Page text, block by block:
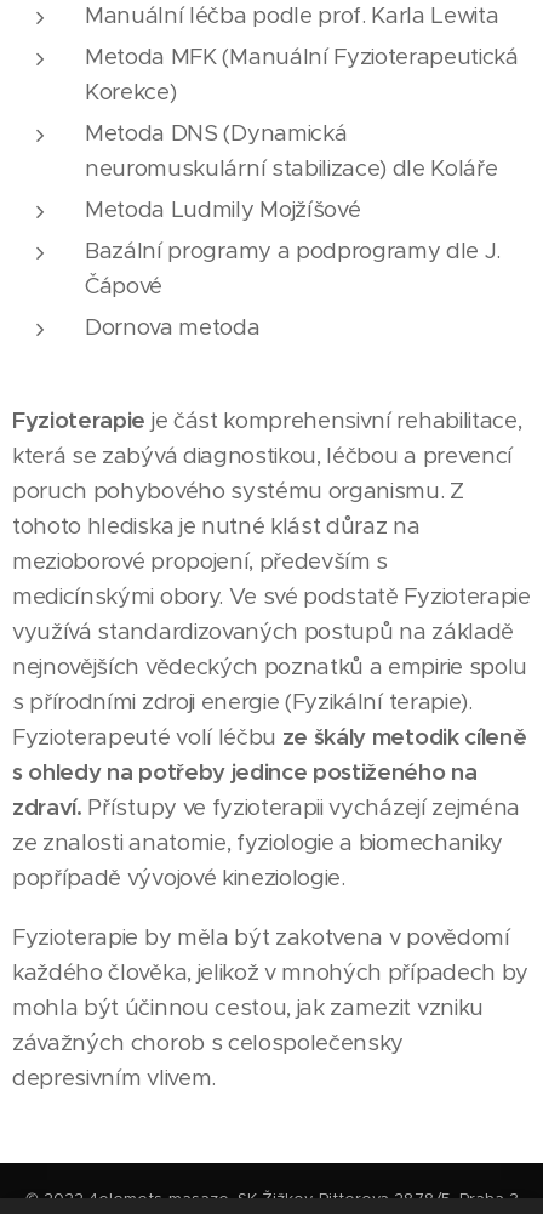
Manuální léčba podle prof. Karla Lewita
Metoda MFK (Manuální Fyzioterapeutická
Korekce)
Metoda DNS (Dynamická
neuromuskulární stabilizace) dle Koláře
Metoda Ludmily Mojžíšové
Bazální programy a podprogramy dle J.
Čápové
Dornova metoda
Fyzioterapie je část komprehensivní rehabilitace,
která se zabývá diagnostikou, léčbou a prevencí
poruch pohybového systému organismu. Z
tohoto hlediska je nutné klást důraz na
mezioborové propojení, především s
medicínskými obory. Ve své podstatě Fyzioterapie
využívá standardizovaných postupů na základě
nejnovějších vědeckých poznatků a empirie spolu
s přírodními zdroji energie (Fyzikální terapie).
Fyzioterapeuté volí léčbu ze škály metodik cíleně
s ohledy na potřeby jedince postiženého na
zdraví. Přístupy ve fyzioterapii vycházejí zejména
ze znalosti anatomie, fyziologie a biomechaniky
popřípadě vývojové kineziologie.
Fyzioterapie by měla být zakotvena v povědomí
každého člověka, jelikož v mnohých případech by
mohla být účinnou cestou, jak zamezit vzniku
závažných chorob s celospolečensky
depresivním vlivem.
© 2022 4elemets-masaze, SK Žižkov, Pitterova 2878/5, Praha 3